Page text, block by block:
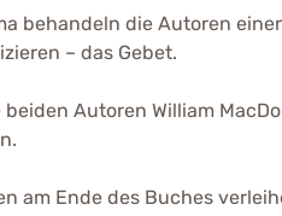
behandeln die Autoren
– das Gebet.
Autoren William
am Ende des Buches